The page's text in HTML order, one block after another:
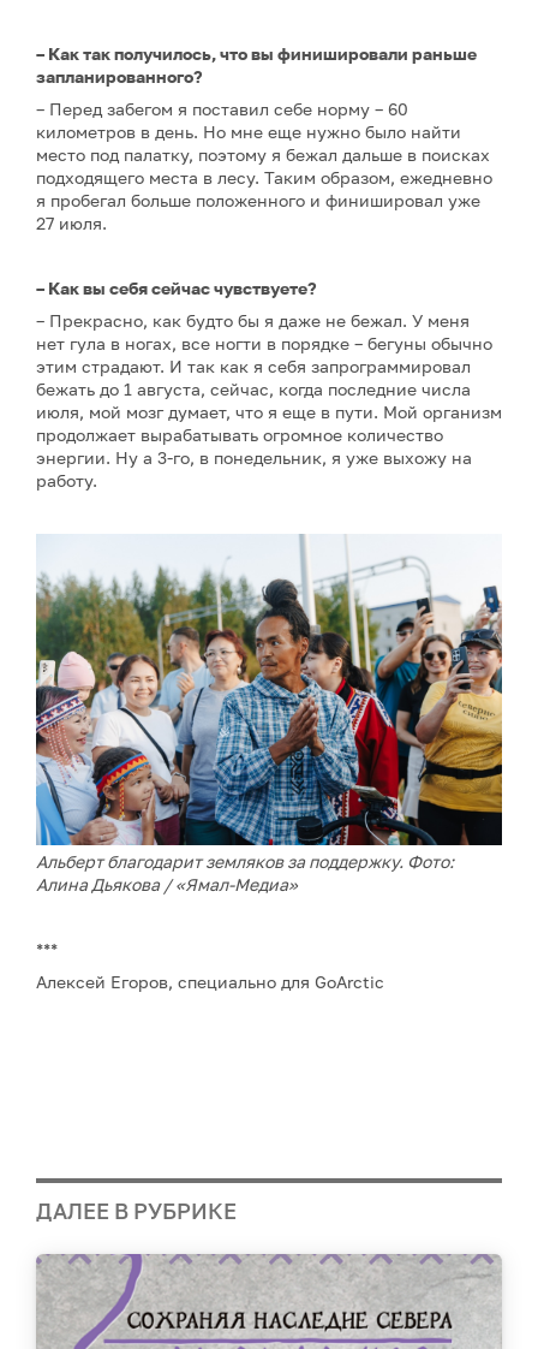
– Как так получилось, что вы финишировали раньше
запланированного?
– Перед забегом я поставил себе норму – 60
километров в день. Но мне еще нужно было найти
место под палатку, поэтому я бежал дальше в поисках
подходящего места в лесу. Таким образом, ежедневно
я пробегал больше положенного и финишировал уже
27 июля.
– Как вы себя сейчас чувствуете?
– Прекрасно, как будто бы я даже не бежал. У меня
нет гула в ногах, все ногти в порядке – бегуны обычно
этим страдают. И так как я себя запрограммировал
бежать до 1 августа, сейчас, когда последние числа
июля, мой мозг думает, что я еще в пути. Мой организм
продолжает вырабатывать огромное количество
энергии. Ну а 3-го, в понедельник, я уже выхожу на
работу.
Альберт благодарит земляков за поддержку. Фото:
Алина Дьякова / «Ямал-Медиа»
***
Алексей Егоров, специально для GoArctic
ДАЛЕЕ В РУБРИКЕ